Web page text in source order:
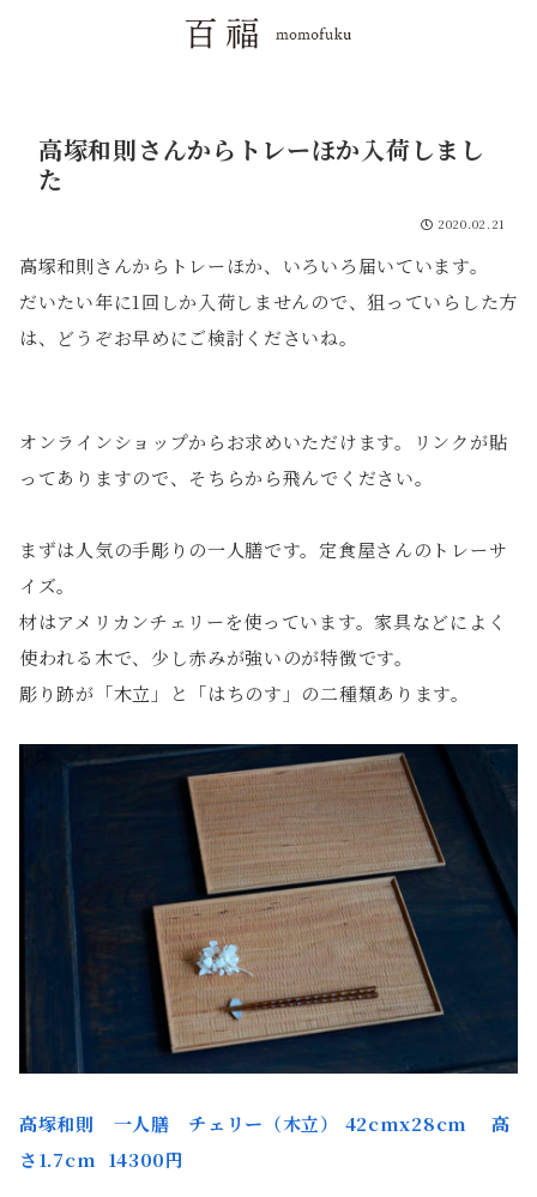
高塚和則さんからトレーほか入荷しまし
た
2020.02.21
高塚和則さんからトレーほか、いろいろ届いています。
だいたい年に1回しか入荷しませんので、狙っていらした方
は、どうぞお早めにご検討くださいね。
オンラインショップからお求めいただけます。リンクが貼
ってありますので、そちらから飛んでください。
まずは人気の手彫りの一人膳です。定食屋さんのトレーサ
イズ。
材はアメリカンチェリーを使っています。家具などによく
使われる木で、少し赤みが強いのが特徴です。
彫り跡が「木立」と「はちのす」の二種類あります。
高塚和則 一人膳 チェリー（木立） 42cmx28cm 高
さ1.7cm 14300円